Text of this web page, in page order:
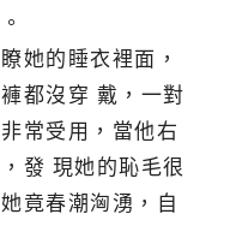
她的睡衣裡面，
都沒穿 戴，一對
常受用，當他右
發 現她的恥毛很
竟春潮洶湧，自